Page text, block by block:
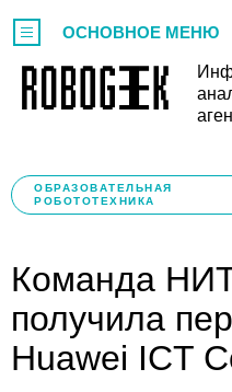
ОСНОВНОЕ МЕНЮ
ОБРАЗОВАТЕЛЬНАЯ
РОБОТОТЕХНИКА
Команда
получила
Huawei ICT